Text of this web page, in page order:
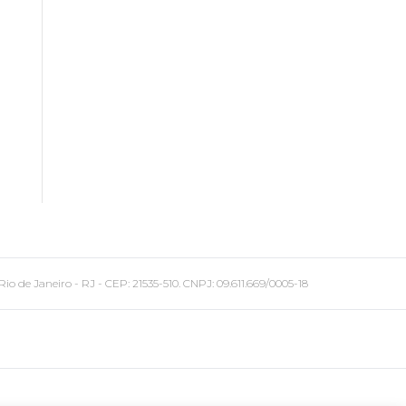
Janeiro - RJ - CEP: 21535-510. CNPJ: 09.611.669/0005-18